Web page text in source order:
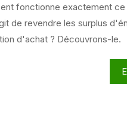
fonctionne exactement
de revendre les surplus
d'achat ? Découvrons-le.